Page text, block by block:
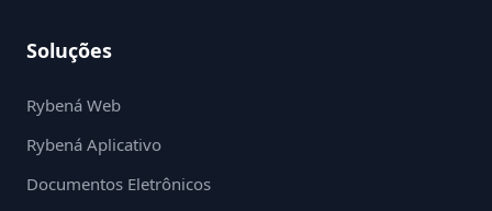
Soluções
Rybená Web
Rybená Aplicativo
Documentos Eletrônicos